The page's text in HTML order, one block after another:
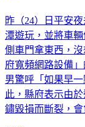
昨（24）日平安
潭遊玩，並將車
側車門拿東西，
府寬頻網路設備
男驚呼「如果早
此，縣府表示由
鏽毀損而斷裂，